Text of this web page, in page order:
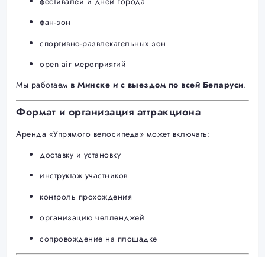
фан-зон
спортивно-развлекательных зон
open air мероприятий
Мы работаем в Минске и с выездом по всей Беларуси.
Формат и организация аттракциона
Аренда «Упрямого велосипеда» может включать:
доставку и установку
инструктаж участников
контроль прохождения
организацию челленджей
сопровождение на площадке